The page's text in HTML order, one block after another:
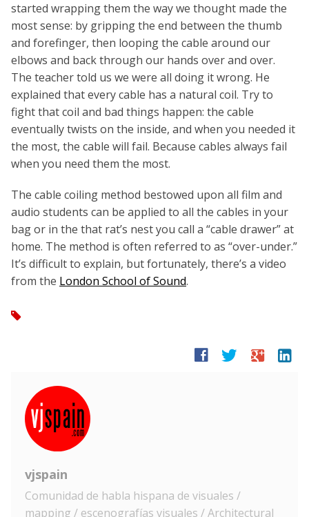
started wrapping them the way we thought made the
most sense: by gripping the end between the thumb
and forefinger, then looping the cable around our
elbows and back through our hands over and over.
The teacher told us we were all doing it wrong. He
explained that every cable has a natural coil. Try to
fight that coil and bad things happen: the cable
eventually twists on the inside, and when you needed it
the most, the cable will fail. Because cables always fail
when you need them the most.
The cable coiling method bestowed upon all film and
audio students can be applied to all the cables in your
bag or in the that rat’s nest you call a “cable drawer” at
home. The method is often referred to as “over-under.”
It’s difficult to explain, but fortunately, there’s a video
from the London School of Sound.
tag
facebook twitter google linkedin
vjspain
Comunidad de habla hispana de visuales /
mapping / escenografías visuales / Architectural